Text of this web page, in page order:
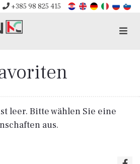
+385 98 825 415
leer. Bitte wählen Sie eine
aus.